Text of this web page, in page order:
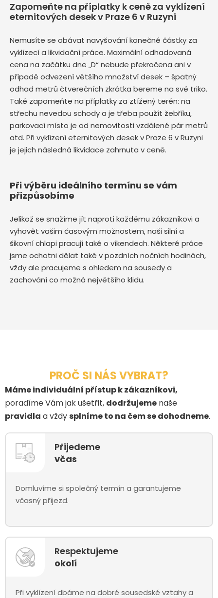
Zapomeňte na příplatky k ceně za vyklízení
eternitových desek v Praze 6 v Ruzyni
Nemusíte se obávat navyšování konečné částky za
vyklízecí a likvidační práce. Maximální odhadovaná
cena na začátku dne „D“ nebude překročena ani v
případě odvezení většího množství desek – špatný
odhad metrů čtverečních zkrátka bereme na své triko.
Také zapomeňte na příplatky za ztížený terén: na
střechu nevedou schody a je třeba použít žebříku,
parkovací místo je od nemovitosti vzdálené pár metrů
atd. Při vyklízení eternitových desek v Praze 6 v Ruzyni
je jejich následná likvidace zahrnuta v ceně.
Při výběru ideálního termínu se vám
přizpůsobíme
Jelikož se snažíme jít naproti každému zákazníkovi a
vyhovět vašim časovým možnostem, naši silní a
šikovní chlapi pracují také o víkendech. Některé práce
jsme ochotni dělat také v pozdních nočních hodinách,
vždy ale pracujeme s ohledem na sousedy a
zachování co možná největšího klidu.
PROČ SI NÁS VYBRAT?
Máme individuální přístup k zákazníkovi,
poradíme Vám jak ušetřit, dodržujeme naše
pravidla a vždy splníme to na čem se dohodneme.
Přijedeme
včas
Domluvíme si společný termín a garantujeme
včasný příjezd.
Respektujeme
okolí
Při vyklízení dbáme na dobré sousedské vztahy a